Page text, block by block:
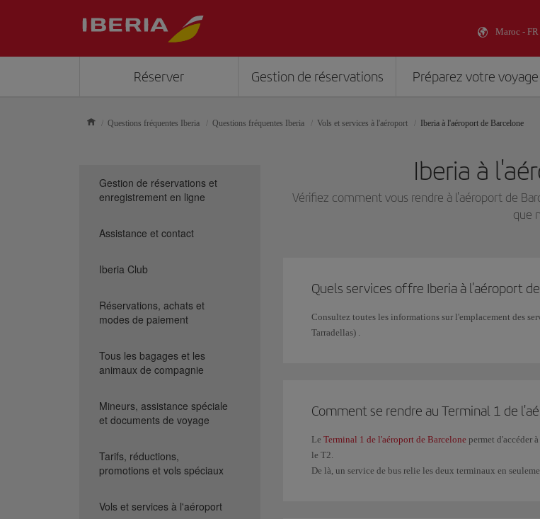
Maroc - FR
Réserver Gestion de réservations Préparez votre voyage
Questions fréquentes Iberia Questions fréquentes Iberia Vols et services à l'aéroport Iberia à l'aéroport de Barcelone
Iberia à
Vérifiez comment vous rendre à l'aéroport de
que
Quels services offre Iberia à l'aéroport
Consultez toutes les informations sur l'emplacement des
Tarradellas) .
Comment se rendre au Terminal 1 de
Le Terminal 1 de l'aéroport de Barcelone permet d'accéder
le T2.
De là, un service de bus relie les deux terminaux en
Gestion de réservations et
enregistrement en ligne
Assistance et contact
Iberia Club
Réservations, achats et
modes de paiement
Tous les bagages et les
animaux de compagnie
Mineurs, assistance spéciale
et documents de voyage
Tarifs, réductions,
promotions et vols spéciaux
Vols et services à l'aéroport